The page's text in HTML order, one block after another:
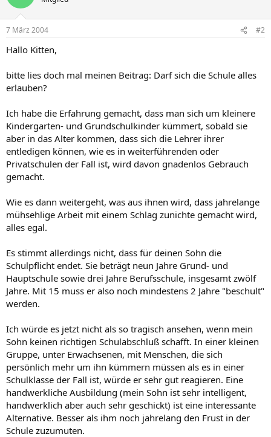
7 März 2004 #2
Hallo Kitten,
bitte lies doch mal meinen Beitrag: Darf sich die Schule alles
erlauben?
Ich habe die Erfahrung gemacht, dass man sich um kleinere
Kindergarten- und Grundschulkinder kümmert, sobald sie
aber in das Alter kommen, dass sich die Lehrer ihrer
entledigen können, wie es in weiterführenden oder
Privatschulen der Fall ist, wird davon gnadenlos Gebrauch
gemacht.
Wie es dann weitergeht, was aus ihnen wird, dass jahrelange
mühsehlige Arbeit mit einem Schlag zunichte gemacht wird,
alles egal.
Es stimmt allerdings nicht, dass für deinen Sohn die
Schulpflicht endet. Sie beträgt neun Jahre Grund- und
Hauptschule sowie drei Jahre Berufsschule, insgesamt zwölf
Jahre. Mit 15 muss er also noch mindestens 2 Jahre "beschult"
werden.
Ich würde es jetzt nicht als so tragisch ansehen, wenn mein
Sohn keinen richtigen Schulabschluß schafft. In einer kleinen
Gruppe, unter Erwachsenen, mit Menschen, die sich
persönlich mehr um ihn kümmern müssen als es in einer
Schulklasse der Fall ist, würde er sehr gut reagieren. Eine
handwerkliche Ausbildung (mein Sohn ist sehr intelligent,
handwerklich aber auch sehr geschickt) ist eine interessante
Alternative. Besser als ihm noch jahrelang den Frust in der
Schule zuzumuten.